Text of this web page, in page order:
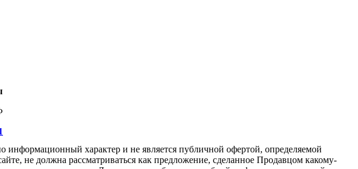
информационный характер и не является публичной офертой, определяемой
не должна рассматриваться как предложение, сделанное Продавцом какому-